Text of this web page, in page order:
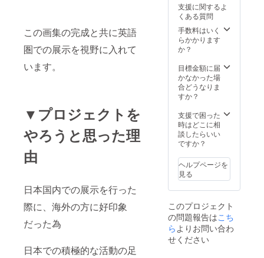
この画集の完成と共に英語
圏での展示を視野に入れて
います。
▼プロジェクトを
やろうと思った理
由
日本国内での展示を行った
際に、海外の方に好印象
だった為
日本での積極的な活動の足
支援に関するよ
くある質問
手数料はいく
らかかります
か？
目標金額に届
かなかった場
合どうなりま
すか？
支援で困った
時はどこに相
談したらいい
ですか？
ヘルプページを
見る
このプロジェクト
の問題報告はこち
ら よりお問い合わ
せください